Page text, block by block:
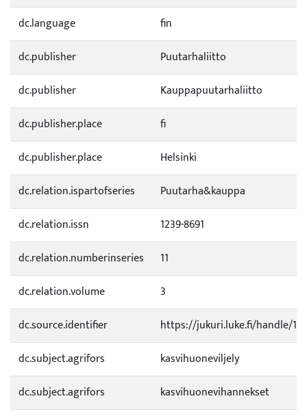
dc.language
fin
dc.publisher
Puutarhaliitto
dc.publisher
Kauppapuutarhaliitto
dc.publisher.place
fi
dc.publisher.place
Helsinki
dc.relation.ispartofseries
Puutarha&kauppa
dc.relation.issn
1239-8691
dc.relation.numberinseries
11
dc.relation.volume
3
dc.source.identifier
https://jukuri.luke.fi/handle/
dc.subject.agrifors
kasvihuoneviljely
dc.subject.agrifors
kasvihuonevihannekset